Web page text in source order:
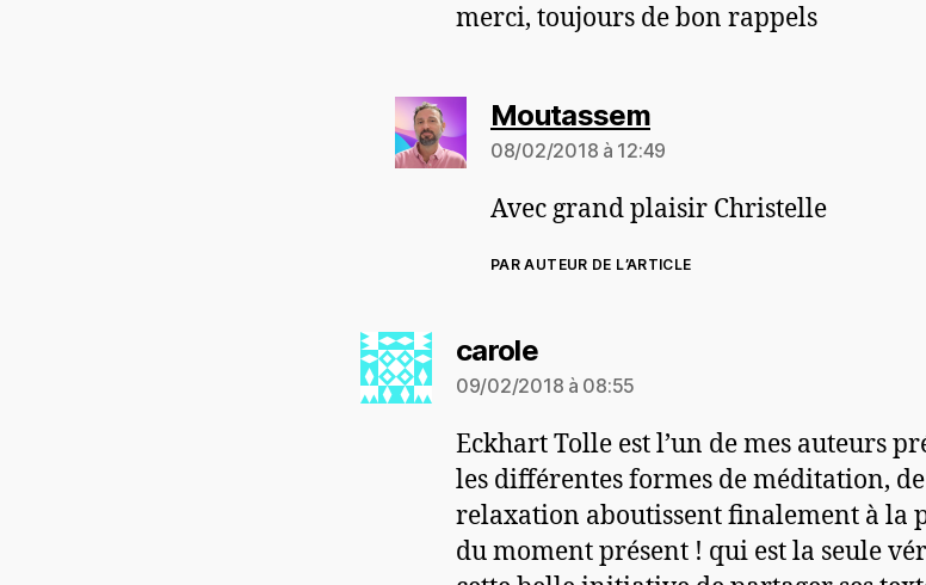
merci, toujours de bon rappels
Moutassemdit :
08/02/2018 à 12:49
Avec grand plaisir Christelle
PAR AUTEUR DE L’ARTICLE
caroledit :
09/02/2018 à 08:55
Eckhart Tolle est l’un de mes auteurs
les différentes formes de méditation,
relaxation aboutissent finalement à la
du moment présent ! qui est la seule